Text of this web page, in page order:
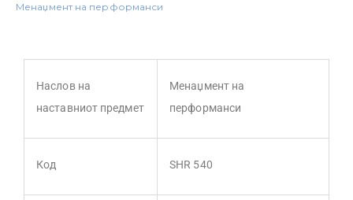
Менаџмент на перформанси
Наслов на
наставниот предмет
Менаџмент на
перформанси
Код SHR 540